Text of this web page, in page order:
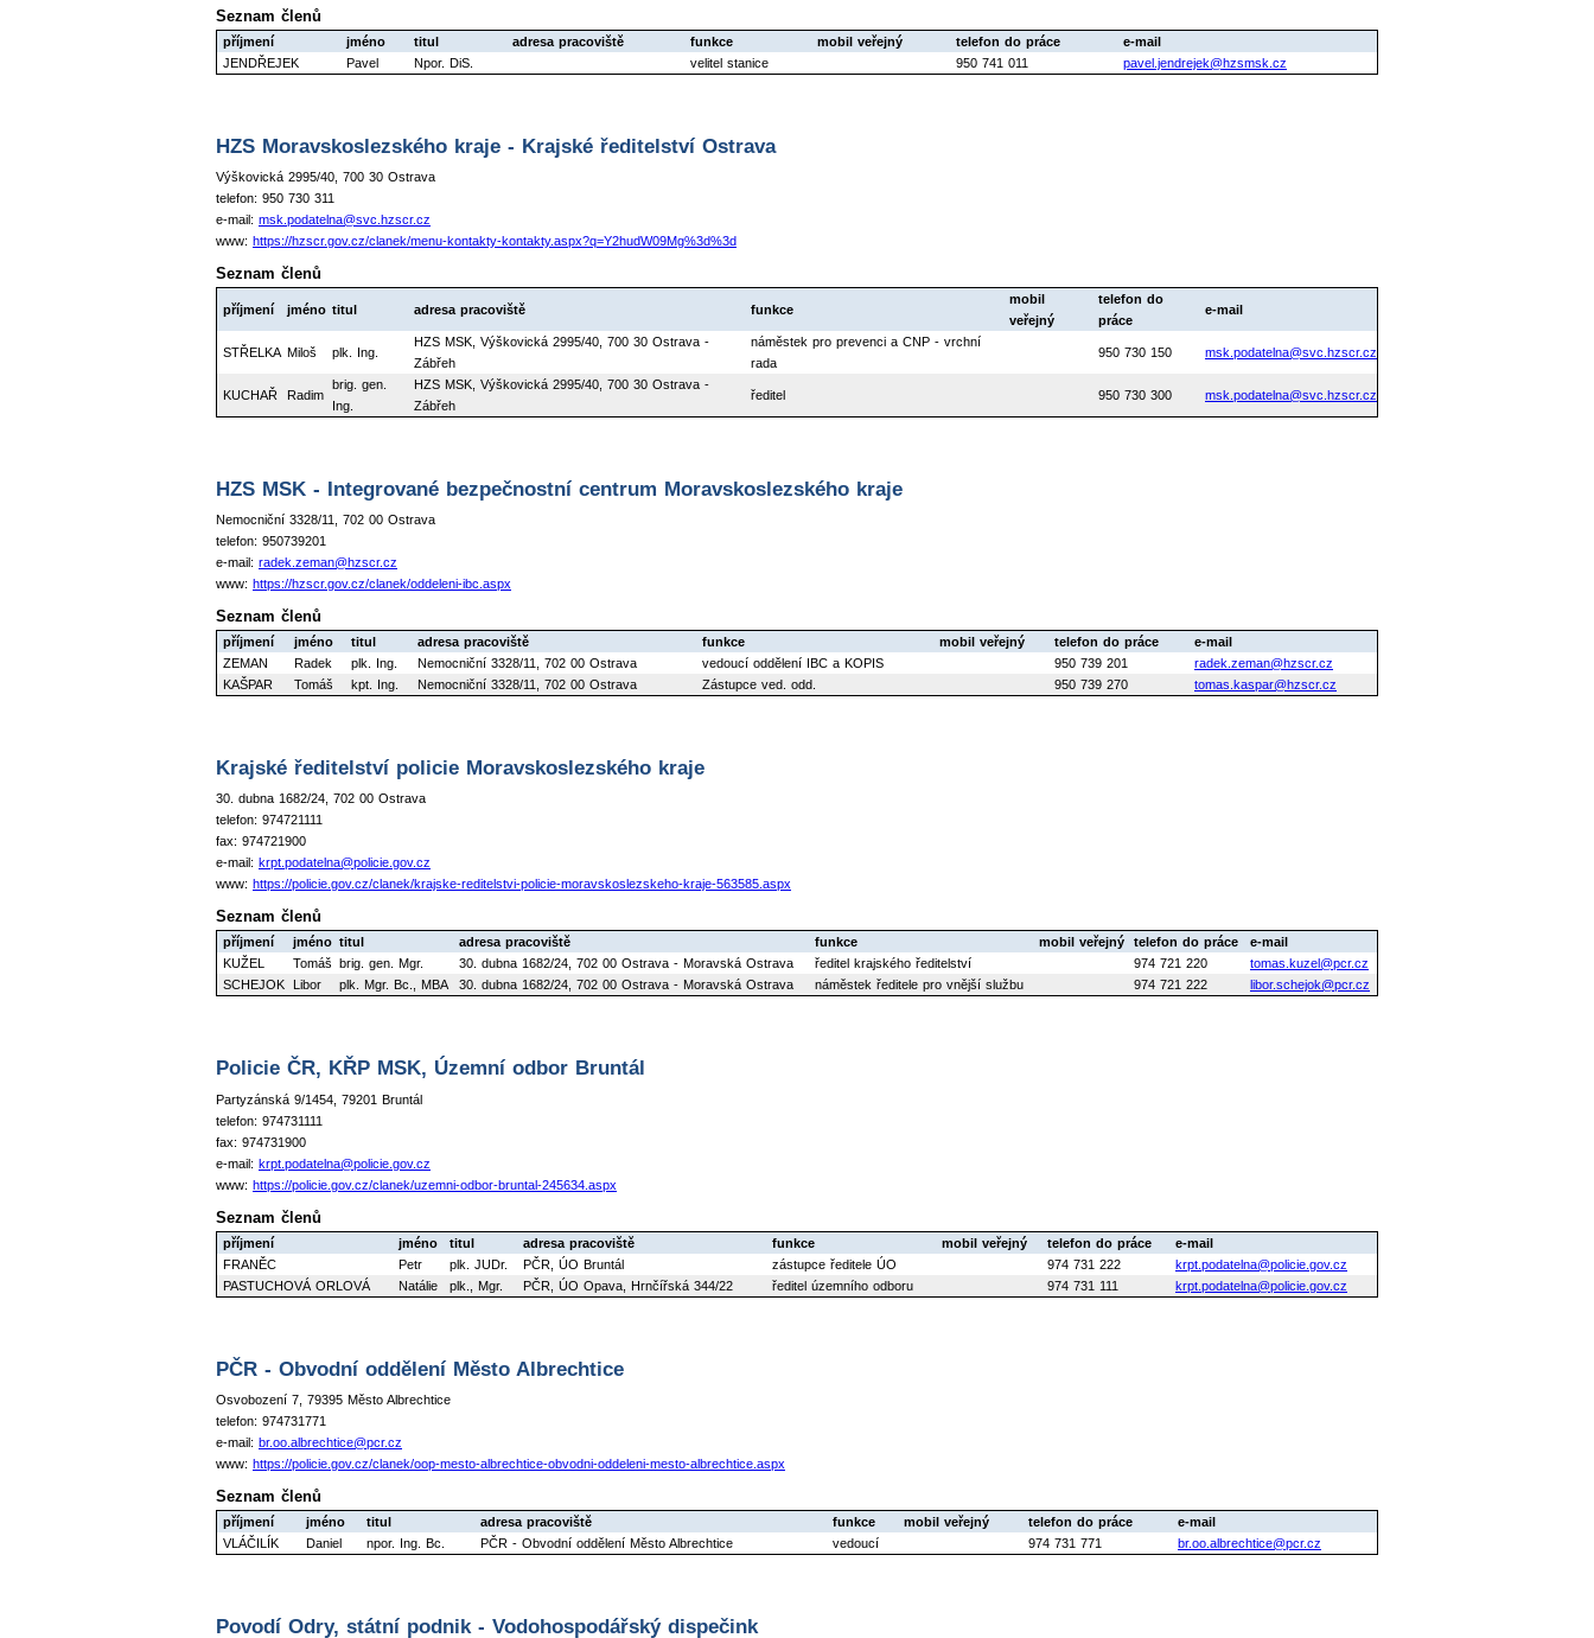
Seznam členů
příjmení jméno titul adresa pracoviště funkce mobil veřejný telefon do práce
e-mail
JENDŘEJEK
Pavel Npor. DiS. velitel stanice 950 741 011 pavel.jendrejek@hzsmsk.cz
HZS Moravskoslezského kraje - Krajské ředitelství Ostrava
Výškovická 2995/40, 700 30 Ostrava
telefon: 950 730 311
e-mail: msk.podatelna@svc.hzscr.cz
www: https://hzscr.gov.cz/clanek/menu-kontakty-kontakty.aspx?q=Y2hudW09Mg%3d%3d
Seznam členů
příjmení jméno titul adresa pracoviště funkce
mobil
veřejný
telefon do
práce
e-mail
STŘELKA Miloš plk. Ing.
HZS MSK, Výškovická 2995/40, 700 30 Ostrava -
Zábřeh
náměstek pro prevenci a CNP - vrchní
rada
950 730 150 msk.podatelna@svc.hzscr.cz
KUCHAŘ Radim
brig. gen.
Ing.
HZS MSK, Výškovická 2995/40, 700 30 Ostrava -
Zábřeh
ředitel 950 730 300 msk.podatelna@svc.hzscr.cz
HZS MSK - Integrované bezpečnostní centrum Moravskoslezského kraje
Nemocniční 3328/11, 702 00 Ostrava
telefon: 950739201
e-mail: radek.zeman@hzscr.cz
www: https://hzscr.gov.cz/clanek/oddeleni-ibc.aspx
Seznam členů
příjmení jméno titul adresa pracoviště funkce mobil veřejný telefon do práce
e-mail
ZEMAN
Radek plk. Ing. Nemocniční 3328/11, 702 00 Ostrava vedoucí oddělení IBC a KOPIS 950 739 201
radek.zeman@hzscr.cz
KAŠPAR
Tomáš kpt. Ing. Nemocniční 3328/11, 702 00 Ostrava Zástupce ved. odd. 950 739 270 tomas.kaspar@hzscr.cz
Krajské ředitelství policie Moravskoslezského kraje
30. dubna 1682/24, 702 00 Ostrava
telefon: 974721111
fax: 974721900
e-mail: krpt.podatelna@policie.gov.cz
www: https://policie.gov.cz/clanek/krajske-reditelstvi-policie-moravskoslezskeho-kraje-563585.aspx
Seznam členů
příjmení jméno titul adresa pracoviště funkce mobil veřejný telefon do práce
e-mail
KUŽEL
Tomáš brig. gen. Mgr. 30. dubna 1682/24, 702 00 Ostrava - Moravská Ostrava ředitel krajského ředitelství 974 721 220
tomas.kuzel@pcr.cz
SCHEJOK
Libor plk. Mgr. Bc., MBA 30. dubna 1682/24, 702 00 Ostrava - Moravská Ostrava náměstek ředitele pro vnější službu 974 721 222 libor.schejok@pcr.cz
Policie ČR, KŘP MSK, Územní odbor Bruntál
Partyzánská 9/1454, 79201 Bruntál
telefon: 974731111
fax: 974731900
e-mail: krpt.podatelna@policie.gov.cz
www: https://policie.gov.cz/clanek/uzemni-odbor-bruntal-245634.aspx
Seznam členů
příjmení jméno titul adresa pracoviště funkce mobil veřejný telefon do práce
e-mail
FRANĚC
Petr plk. JUDr. PČR, ÚO Bruntál zástupce ředitele ÚO 974 731 222
krpt.podatelna@policie.gov.cz
PASTUCHOVÁ ORLOVÁ
Natálie plk., Mgr. PČR, ÚO Opava, Hrnčířská 344/22 ředitel územního odboru 974 731 111 krpt.podatelna@policie.gov.cz
PČR - Obvodní oddělení Město Albrechtice
Osvobození 7, 79395 Město Albrechtice
telefon: 974731771
e-mail: br.oo.albrechtice@pcr.cz
www: https://policie.gov.cz/clanek/oop-mesto-albrechtice-obvodni-oddeleni-mesto-albrechtice.aspx
Seznam členů
příjmení jméno titul adresa pracoviště funkce mobil veřejný telefon do práce
e-mail
VLÁČILÍK
Daniel npor. Ing. Bc. PČR - Obvodní oddělení Město Albrechtice vedoucí 974 731 771 br.oo.albrechtice@pcr.cz
Povodí Odry, státní podnik - Vodohospodářský dispečink